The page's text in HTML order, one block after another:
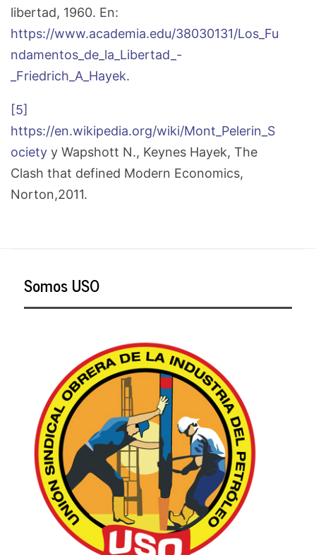
libertad, 1960. En:
https://www.academia.edu/38030131/Los_Fu
ndamentos_de_la_Libertad_-
_Friedrich_A_Hayek.
[5]
https://en.wikipedia.org/wiki/Mont_Pelerin_S
ociety y Wapshott N., Keynes Hayek, The
Clash that defined Modern Economics,
Norton,2011.
Somos USO